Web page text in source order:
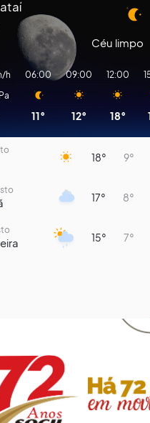
Céu limpo
h
06:00
11°
09:00
12°
12:00
18°
18° 9°
17° 8°
15° 7°
13°
22° 15°